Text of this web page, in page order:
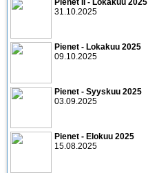
Pienet II - Lokakuu 2025
31.10.2025
Pienet - Lokakuu 2025
09.10.2025
Pienet - Syyskuu 2025
03.09.2025
Pienet - Elokuu 2025
15.08.2025